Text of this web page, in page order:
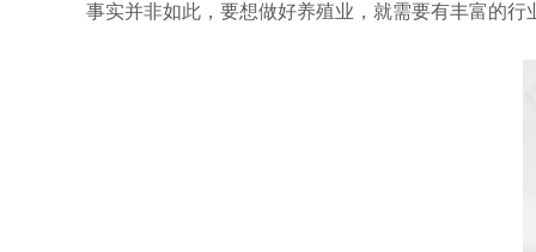
事实并非如此，要想做好养殖业，就需要有丰富的行